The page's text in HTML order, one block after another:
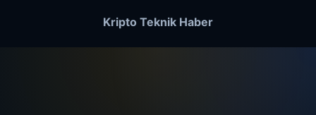
Kripto Teknik Haber